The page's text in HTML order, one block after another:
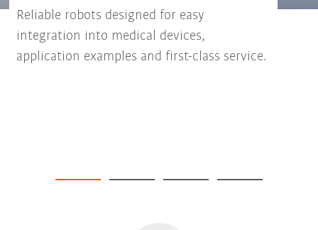
Reliable robots designed for easy
integration into medical devices,
application examples and first-class service.